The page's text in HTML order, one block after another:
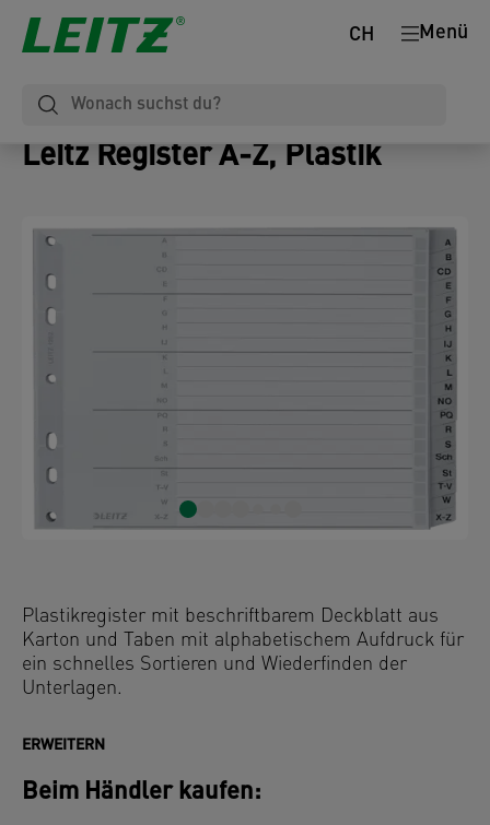
Menü
CH
Leitz Register A-Z, Plastik
Plastikregister mit beschriftbarem Deckblatt aus
Karton und Taben mit alphabetischem Aufdruck für
ein schnelles Sortieren und Wiederfinden der
Unterlagen.
ERWEITERN
Beim Händler kaufen: